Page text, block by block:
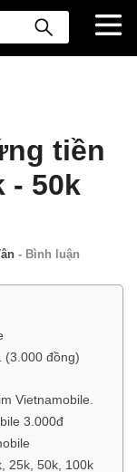
tiền
- 50k
- Bình luận
(3.000 đồng)
Vietnamobile.
3.000đ
25k, 50k, 100k